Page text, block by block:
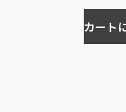
カート